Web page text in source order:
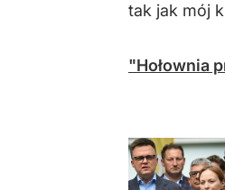
tak jak mój
"Hołownia